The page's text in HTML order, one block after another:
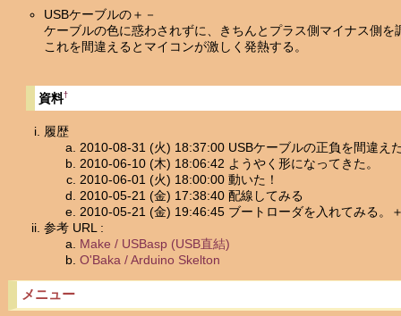
メニュー
USBケーブルの＋－
ケーブルの色に惑わされずに、きちんとプラス側マイナス側を
これを間違えるとマイコンが激しく発熱する。
資料†
履歴
2010-08-31 (火) 18:37:00 USBケーブルの正負を間違え
2010-06-10 (木) 18:06:42 ようやく形になってきた。
2010-06-01 (火) 18:00:00 動いた！
2010-05-21 (金) 17:38:40 配線してみる
2010-05-21 (金) 19:46:45 ブートローダを入れてみる。
参考 URL :
Make / USBasp (USB直結)
O'Baka / Arduino Skelton